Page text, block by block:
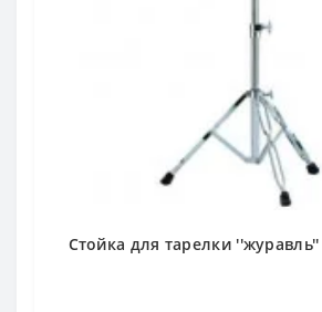
Стойка для тарелки ''журавль''